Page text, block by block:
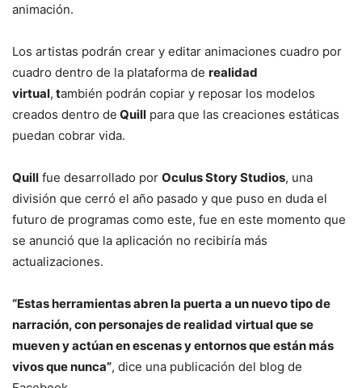
animación.
Los artistas podrán crear y editar animaciones cuadro por
cuadro dentro de la plataforma de realidad
virtual, también podrán copiar y reposar los modelos
creados dentro de Quill para que las creaciones estáticas
puedan cobrar vida.
Quill fue desarrollado por Oculus Story Studios, una
división que cerró el año pasado y que puso en duda el
futuro de programas como este, fue en este momento que
se anunció que la aplicación no recibiría más
actualizaciones.
“Estas herramientas abren la puerta a un nuevo tipo de
narración, con personajes de realidad virtual que se
mueven y actúan en escenas y entornos que están más
vivos que nunca”, dice una publicación del blog de